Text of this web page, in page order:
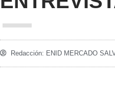
Redacción: ENID MERCADO